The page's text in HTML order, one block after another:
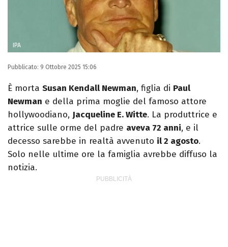
IPA
Pubblicato: 9 Ottobre 2025 15:06
È morta Susan Kendall Newman, figlia di Paul
Newman e della prima moglie del famoso attore
hollywoodiano, Jacqueline E. Witte. La produttrice e
attrice sulle orme del padre aveva 72 anni, e il
decesso sarebbe in realtà avvenuto il 2 agosto.
Solo nelle ultime ore la famiglia avrebbe diffuso la
notizia.